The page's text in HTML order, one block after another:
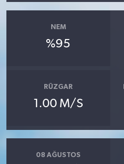
NEM
%95
RÜZGAR
1.00 M/S
08 AĞUSTOS